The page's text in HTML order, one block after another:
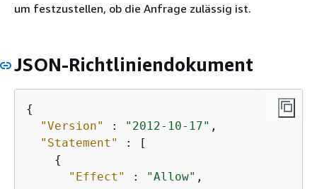
um festzustellen, ob die Anfrage zulässig ist.
JSON-Richtliniendokument
{
"Version"
: "2012-10-17" ,
"Statement"
: [
{
"Effect"
: "Allow" ,